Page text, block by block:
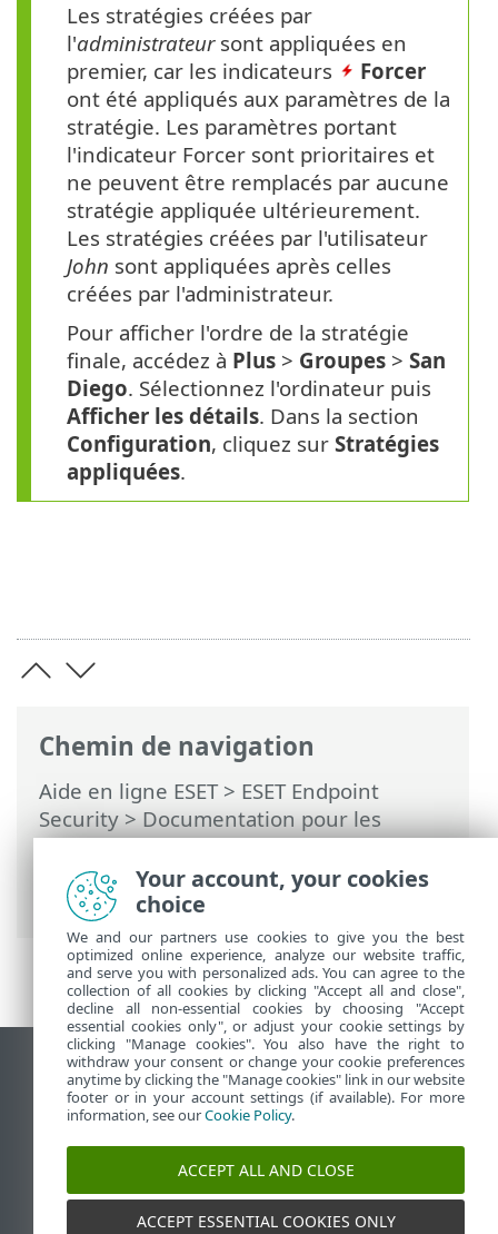
Chemin de navigation
Aide en ligne ESET> ESET Endpoint
Security>Documentation pour les
endpoints administrés à distance>
Présentation des politiques>
Fonctionnement des indicateurs
Les stratégies créées par
l'administrateursont appliquées en
premier, car les indicateurs
Forcer
ont été appliqués aux paramètres de la
stratégie. Les paramètres portant
l'indicateur Forcer sont prioritaires et
ne peuvent être remplacés par aucune
stratégie appliquée ultérieurement.
Les stratégies créées par l'utilisateur
John sont appliquées après celles
créées par l'administrateur.
Pour afficher l'ordre de la stratégie
finale, accédez à Plus > Groupes > San
Diego. Sélectionnez l'ordinateur puis
Afficher les détails. Dans la section
Configuration, cliquez sur Stratégies
appliquées.
Afficher le site des postes de travail
End of Life
Base de connaissances ESET
Forum ESET
ESET Status Portal
Support régional
Your account, your cookies
choice
We and our partners use cookies to give you the best
optimized online experience, analyze our website traffic,
and serve you with personalized ads. You can agree to the
collection of all cookies by clicking "Accept all and close",
decline all non-essential cookies by choosing "Accept
essential cookies only", or adjust your cookie settings by
clicking "Manage cookies". You also have the right to
withdraw your consent or change your cookie preferences
anytime by clicking the "Manage cookies" link in our website
footer or in your account settings (if available). For more
information, see ourCookie Policy.
ACCEPT ALL AND CLOSE
ACCEPT ESSENTIAL COOKIES ONLY